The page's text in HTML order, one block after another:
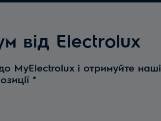
від Electrolux
MyElectrolux і отримуйте наші
*